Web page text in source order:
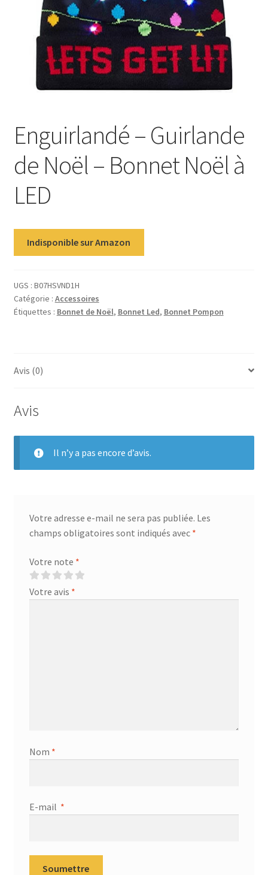
Enguirlandé – Guirlande
de Noël – Bonnet Noël à
LED
Indisponible sur Amazon
UGS : B07HSVND1H
Catégorie : Accessoires
Étiquettes : Bonnet de Noël, Bonnet Led, Bonnet Pompon
Avis (0)
Avis
Il n’y a pas encore d’avis.
Votre adresse e-mail ne sera pas publiée. Les
champs obligatoires sont indiqués avec *
Votre note *
Votre avis *
Nom *
E-mail *